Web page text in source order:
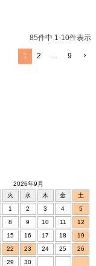
85件中 1-10件表示
1 2 … 9
2026年9月
火 水 木 金
土
1
2 3 4
5
8 9 10 11
12
15 16 17 18
19
22 23 24 25
26
29 30